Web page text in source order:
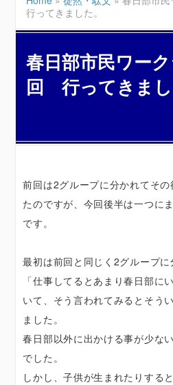
行ってきました。
春日部市民ワー
回 行ってきまし
前回は2グループに分かれてそ
たのですが、今回後半は一つに
です。
最初は前回と同じく2グループに
「仕事してるとあまり春日部に
いて、そう言われてみるとそう
ました。
春日部以外に出かける事が少な
でした。
しかし、子供が生まれたりする